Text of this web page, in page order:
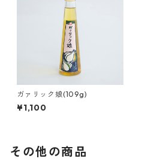
ガァリック娘(109g)
¥1,100
その他の商品